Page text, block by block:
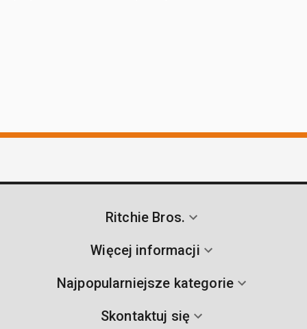
Ritchie Bros.
Więcej informacji
Najpopularniejsze kategorie
Skontaktuj się